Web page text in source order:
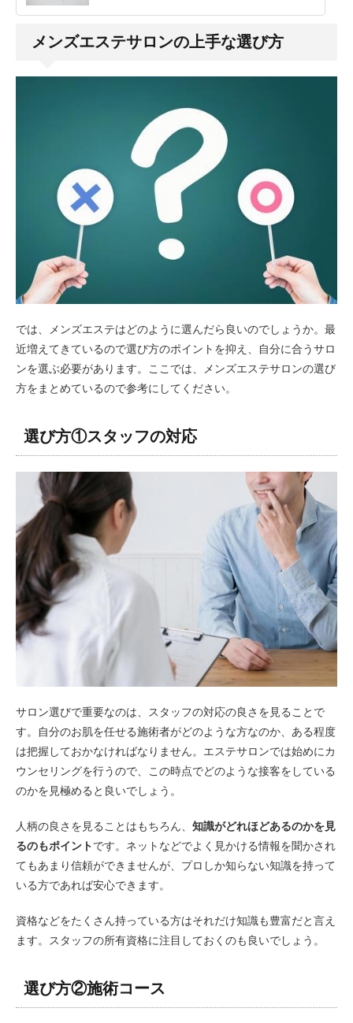
メンズエステサロンの上手な選び方
では、メンズエステはどのように選んだら良いのでしょうか。最
近増えてきているので選び方のポイントを抑え、自分に合うサロ
ンを選ぶ必要があります。ここでは、メンズエステサロンの選び
方をまとめているので参考にしてください。
選び方①スタッフの対応
サロン選びで重要なのは、スタッフの対応の良さを見ることで
す。自分のお肌を任せる施術者がどのような方なのか、ある程度
は把握しておかなければなりません。エステサロンでは始めにカ
ウンセリングを行うので、この時点でどのような接客をしている
のかを見極めると良いでしょう。
人柄の良さを見ることはもちろん、 知識がどれほどあるのかを見
るのもポイントです。ネットなどでよく見かける情報を聞かされ
てもあまり信頼ができませんが、プロしか知らない知識を持って
いる方であれば安心できます。
資格などをたくさん持っている方はそれだけ知識も豊富だと言え
ます。スタッフの所有資格に注目しておくのも良いでしょう。
選び方②施術コース